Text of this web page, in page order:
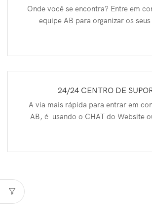
Onde você se encontra? Entre em
equipe AB para organizar os
24/24 CENTRO DE
A via mais rápida para entrar em
AB, é usando o CHAT do Website